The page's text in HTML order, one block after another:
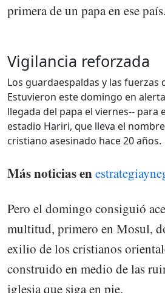
primera de un papa en ese país.
Vigilancia reforzada
Los guardaespaldas y las fuerzas
Estuvieron este domingo en
llegada del papa el viernes-- para
estadio Hariri, que lleva el
cristiano asesinado hace 20 años.
Más noticias en
Pero el domingo consiguió
multitud, primero en Mosul,
exilio de los cristianos
construido en medio de las
iglesia que siga en pie.